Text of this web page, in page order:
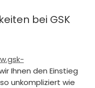
bei GSK
Ihnen den Einstieg
so unkompliziert wie